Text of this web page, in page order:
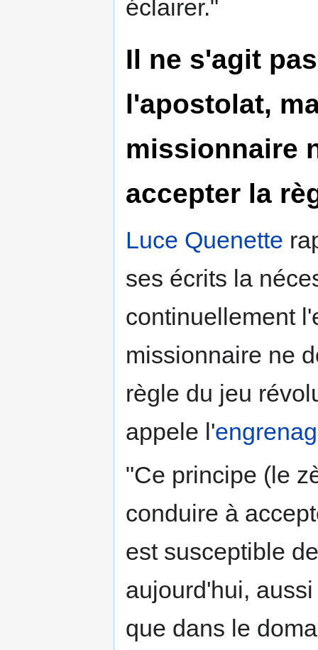
éclairer."
Il ne s'agit
l'apostolat,
missionnaire
accepter la
Luce Quenette
ses écrits la
continuellement
missionnaire ne
règle du jeu
appele l'
"Ce principe (le
conduire à
est susceptible
aujourd'hui,
que dans le